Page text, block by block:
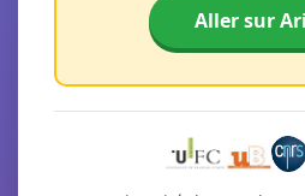
Aller sur